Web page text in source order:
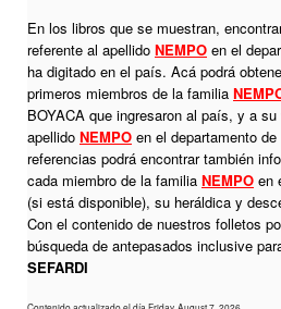
En los libros que se muestran,
referente al apellido NEMPO en el
ha digitado en el país. Acá podrá
primeros miembros de la familia
BOYACA que ingresaron al país, y a
apellido NEMPO en el departamento
referencias podrá encontrar también
cada miembro de la familia NEMPO en
(si está disponible), su heráldica y
Con el contenido de nuestros folletos
búsqueda de antepasados inclusive
SEFARDI